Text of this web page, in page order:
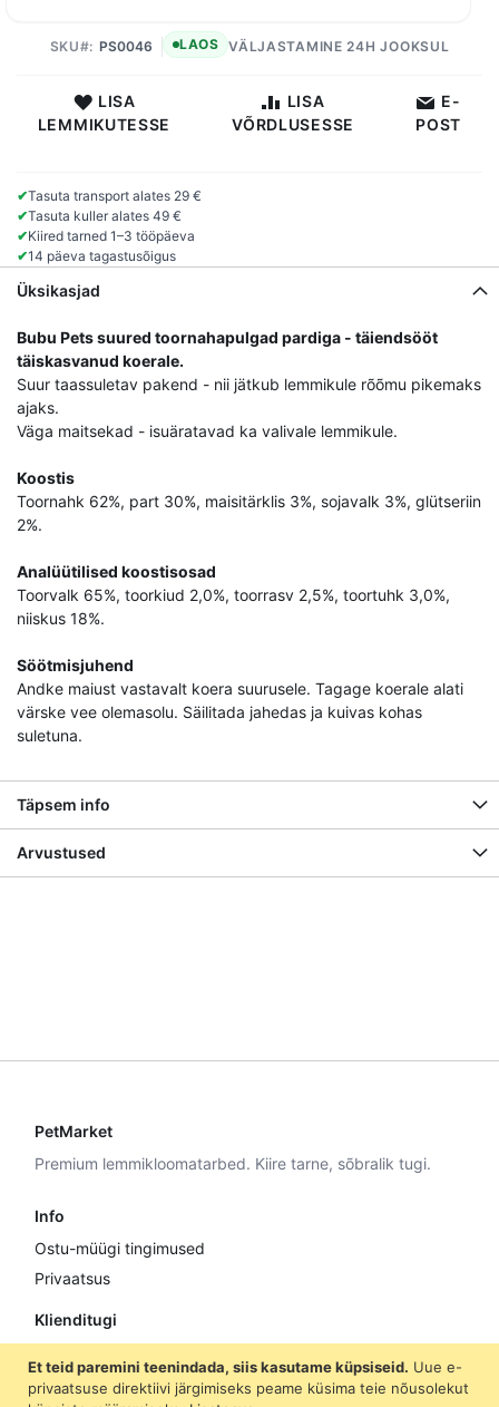
Et teid paremini teenindada, siis kasutame küpsiseid. Uue e-
privaatsuse direktiivi järgimiseks peame küsima teie nõusolekut
VÄLJASTAMINE 24H JOOKSUL
SKU PS0046 LAOS
LISA
LEMMIKUTESSE
LISA
VÕRDLUSESSE
E-
POST
✔Tasuta transport alates 29 €
✔Tasuta kuller alates 49 €
✔Kiired tarned 1–3 tööpäeva
✔14 päeva tagastusõigus
Üksikasjad
Bubu Pets suured toornahapulgad pardiga - täiendsööt
täiskasvanud koerale.
Suur taassuletav pakend - nii jätkub lemmikule rõõmu pikemaks
ajaks.
Väga maitsekad - isuäratavad ka valivale lemmikule.
Koostis
Toornahk 62%, part 30%, maisitärklis 3%, sojavalk 3%, glütseriin
2%.
Analüütilised koostisosad
Toorvalk 65%, toorkiud 2,0%, toorrasv 2,5%, toortuhk 3,0%,
niiskus 18%.
Söötmisjuhend
Andke maiust vastavalt koera suurusele. Tagage koerale alati
värske vee olemasolu. Säilitada jahedas ja kuivas kohas
suletuna.
Täpsem info
Arvustused
PetMarket
Premium lemmikloomatarbed. Kiire tarne, sõbralik tugi.
Info
Ostu-müügi tingimused
Privaatsus
Klienditugi
+372 5307 8870